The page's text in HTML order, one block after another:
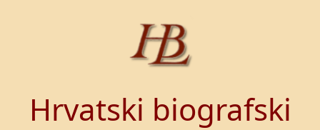
Hrvatski biografski